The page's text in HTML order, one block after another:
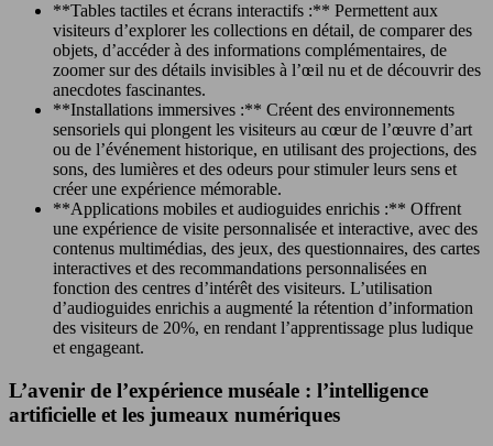
**Tables tactiles et écrans interactifs :** Permettent aux
visiteurs d’explorer les collections en détail, de comparer des
objets, d’accéder à des informations complémentaires, de
zoomer sur des détails invisibles à l’œil nu et de découvrir des
anecdotes fascinantes.
**Installations immersives :** Créent des environnements
sensoriels qui plongent les visiteurs au cœur de l’œuvre d’art
ou de l’événement historique, en utilisant des projections, des
sons, des lumières et des odeurs pour stimuler leurs sens et
créer une expérience mémorable.
**Applications mobiles et audioguides enrichis :** Offrent
une expérience de visite personnalisée et interactive, avec des
contenus multimédias, des jeux, des questionnaires, des cartes
interactives et des recommandations personnalisées en
fonction des centres d’intérêt des visiteurs. L’utilisation
d’audioguides enrichis a augmenté la rétention d’information
des visiteurs de 20%, en rendant l’apprentissage plus ludique
et engageant.
L’avenir de l’expérience muséale : l’intelligence
artificielle et les jumeaux numériques